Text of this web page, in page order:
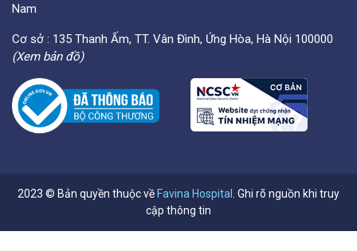
Nam
Cơ sở : 135 Thanh Ấm, TT. Vân Đình, Ứng Hòa, Hà Nội 100000
(Xem bản đồ)
2023 © Bản quyền thuộc về Favina Hospital. Ghi rõ nguồn khi truy
cập thông tin